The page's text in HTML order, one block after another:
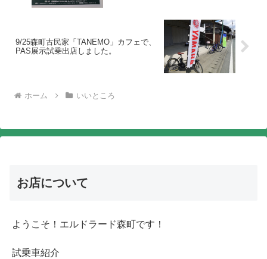
9/25森町古民家「TANEMO」カフェで、
PAS展示試乗出店しました。
ホーム いいところ
お店について
ようこそ！エルドラード森町です！
試乗車紹介